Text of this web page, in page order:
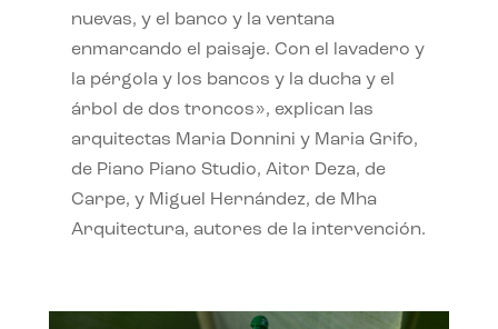
nuevas, y el banco y la ventana
enmarcando el paisaje. Con el lavadero y
la pérgola y los bancos y la ducha y el
árbol de dos troncos», explican las
arquitectas Maria Donnini y Maria Grifo,
de Piano Piano Studio, Aitor Deza, de
Carpe, y Miguel Hernández, de Mha
Arquitectura, autores de la intervención.